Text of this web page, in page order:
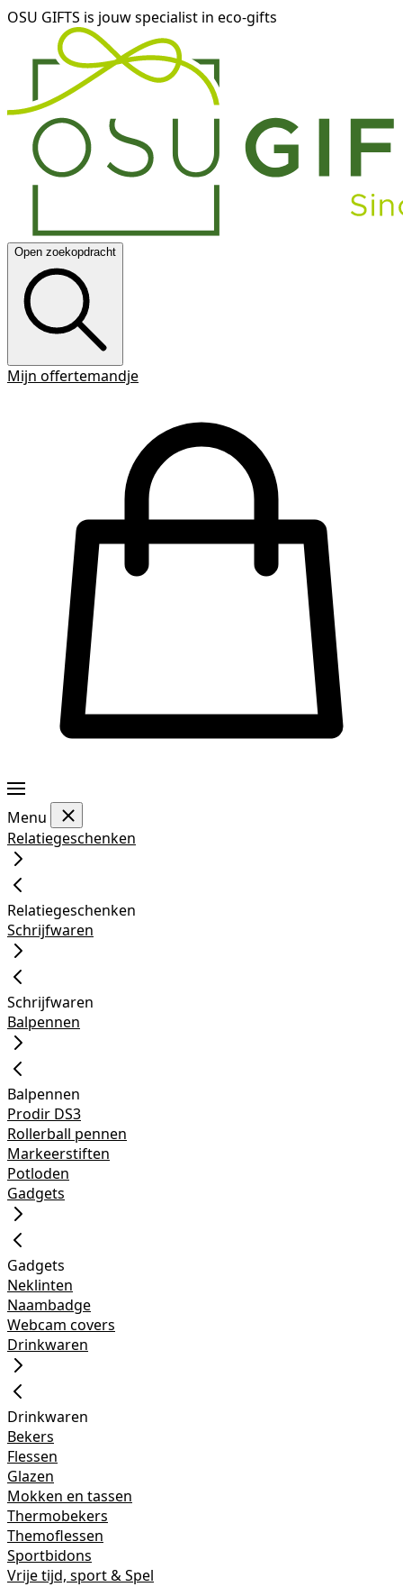
OSU GIFTS is jouw specialist in eco-gifts
Open zoekopdracht
Mijn offertemandje
Menu
Relatiegeschenken
Relatiegeschenken
Schrijfwaren
Schrijfwaren
Balpennen
Balpennen
Prodir DS3
Rollerball pennen
Markeerstiften
Potloden
Gadgets
Gadgets
Neklinten
Naambadge
Webcam covers
Drinkwaren
Drinkwaren
Bekers
Flessen
Glazen
Mokken en tassen
Thermobekers
Themoflessen
Sportbidons
Vrije tijd, sport & Spel